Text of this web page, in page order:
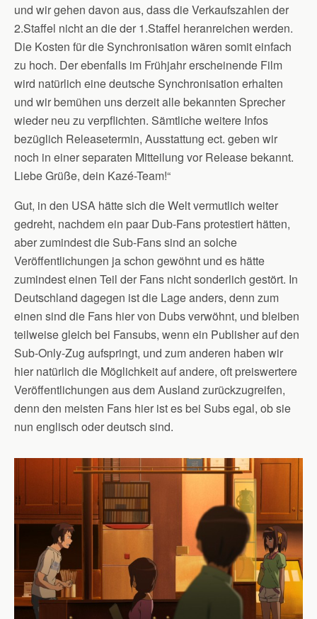
und wir gehen davon aus, dass die Verkaufszahlen der
2.Staffel nicht an die der 1.Staffel heranreichen werden.
Die Kosten für die Synchronisation wären somit einfach
zu hoch. Der ebenfalls im Frühjahr erscheinende Film
wird natürlich eine deutsche Synchronisation erhalten
und wir bemühen uns derzeit alle bekannten Sprecher
wieder neu zu verpflichten. Sämtliche weitere Infos
bezüglich Releasetermin, Ausstattung ect. geben wir
noch in einer separaten Mitteilung vor Release bekannt.
Liebe Grüße, dein Kazé-Team!“
Gut, in den USA hätte sich die Welt vermutlich weiter
gedreht, nachdem ein paar Dub-Fans protestiert hätten,
aber zumindest die Sub-Fans sind an solche
Veröffentlichungen ja schon gewöhnt und es hätte
zumindest einen Teil der Fans nicht sonderlich gestört. In
Deutschland dagegen ist die Lage anders, denn zum
einen sind die Fans hier von Dubs verwöhnt, und bleiben
teilweise gleich bei Fansubs, wenn ein Publisher auf den
Sub-Only-Zug aufspringt, und zum anderen haben wir
hier natürlich die Möglichkeit auf andere, oft preiswertere
Veröffentlichungen aus dem Ausland zurückzugreifen,
denn den meisten Fans hier ist es bei Subs egal, ob sie
nun englisch oder deutsch sind.